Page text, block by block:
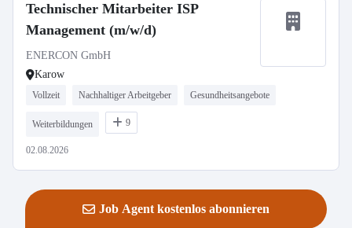
Technischer Mitarbeiter ISP
Management (m/w/d)
ENERCON GmbH
Karow
Vollzeit Nachhaltiger Arbeitgeber Gesundheitsangebote
Weiterbildungen 9
02.08.2026
Job Agent kostenlos abonnieren